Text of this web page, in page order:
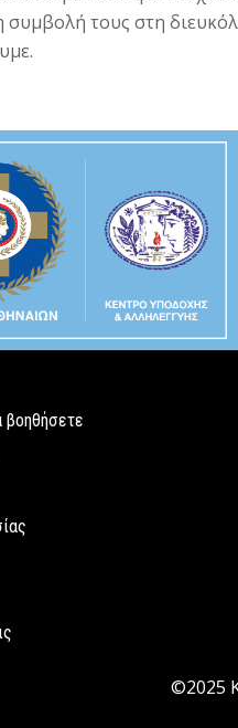
συμβολή τους στη
βοηθήσετε
©2025